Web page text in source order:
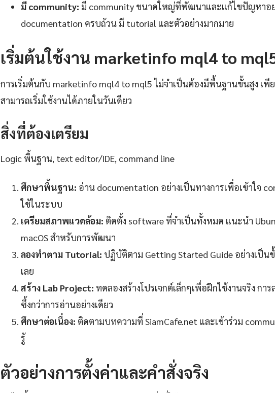
มี community: มี community ขนาดใหญ่ที่พัฒนาและแก้ไขปัญหาอย่
documentation ครบถ้วน มี tutorial และตัวอย่างมากมาย
เริ่มต้นใช้งาน marketinfo mql4 to
การเริ่มต้นกับ marketinfo mql4 to mql5 ไม่จำเป็นต้องมีพื้นฐานขั้นสูง เ
สามารถเริ่มใช้งานได้ภายในวันเดียว
สิ่งที่ต้องเตรียม
Logic พื้นฐาน, text editor/IDE, command line
ศึกษาพื้นฐาน: อ่าน documentation อย่างเป็นทางการเพื่อเข้าใจ
ใช้ในระบบ
เตรียมสภาพแวดล้อม: ติดตั้ง software ที่จำเป็นทั้งหมด แนะนำ
macOS สำหรับการพัฒนา
ลองทำตาม Tutorial: ปฏิบัติตาม Getting Started Guide อย่างเป็
เลย
สร้าง Lab Project: ทดลองสร้างโปรเจกต์เล็กๆเพื่อฝึกใช้งานจริง กา
ซึ้งกว่าการอ่านอย่างเดียว
ศึกษาต่อเนื่อง: ติดตามบทความที่ SiamCafe.net และเข้าร่วม
รู้
ตัวอย่างการตั้งค่าและคำสั่งจริง